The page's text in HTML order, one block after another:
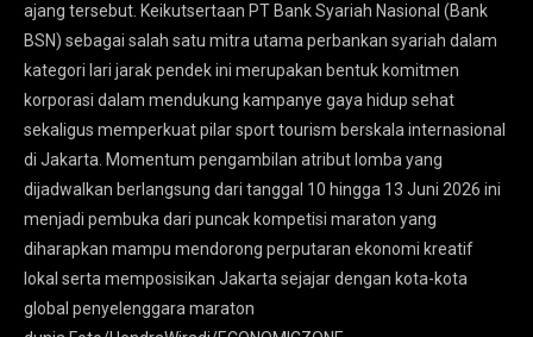
ajang tersebut. Keikutsertaan PT Bank Syariah Nasional (Bank
BSN) sebagai salah satu mitra utama perbankan syariah dalam
kategori lari jarak pendek ini merupakan bentuk komitmen
korporasi dalam mendukung kampanye gaya hidup sehat
sekaligus memperkuat pilar sport tourism berskala internasional
di Jakarta. Momentum pengambilan atribut lomba yang
dijadwalkan berlangsung dari tanggal 10 hingga 13 Juni 2026 ini
menjadi pembuka dari puncak kompetisi maraton yang
diharapkan mampu mendorong perputaran ekonomi kreatif
lokal serta memposisikan Jakarta sejajar dengan kota-kota
global penyelenggara maraton